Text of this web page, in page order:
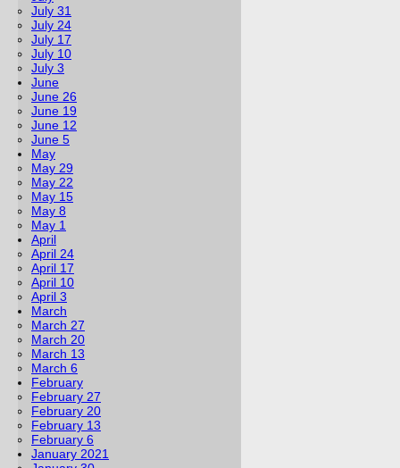
July 31
July 24
July 17
July 10
July 3
June
June 26
June 19
June 12
June 5
May
May 29
May 22
May 15
May 8
May 1
April
April 24
April 17
April 10
April 3
March
March 27
March 20
March 13
March 6
February
February 27
February 20
February 13
February 6
January 2021